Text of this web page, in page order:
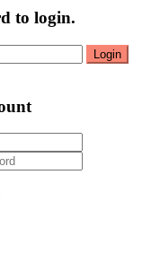
to login.